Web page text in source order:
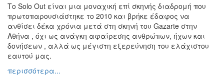
Το Solo Out είναι μια μοναχική επί σκηνής διαδρομή που
πρωτοπαρουσιάστηκε το 2010 και βρήκε έδαφος να
ανθίσει δέκα χρόνια μετά στη σκηνή του Gazarte στην
Αθήνα , όχι ως ανάγκη αφαίρεσης ανθρώπων, ήχων και
δονήσεων , αλλά ως μέγιστη εξερεύνηση του ελάχιστου
εαυτού μας.
περισσότερα...